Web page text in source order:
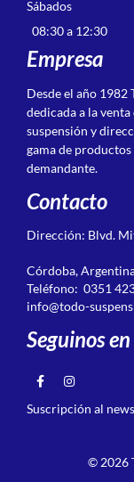
Sábados
08:30 a 12:30
Empresa
Desde el año 1982
dedicada a la
suspensión y
gama de
demandante.
Contacto
Dirección: Blvd.
Córdoba,
Teléfono: 0351
info@todo-
Seguinos
Suscripción al
© 2026